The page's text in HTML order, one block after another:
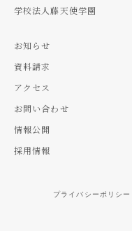
学校法人藤天使学園
お知らせ
資料請求
アクセス
お問い合わせ
情報公開
採用情報
プライバシーポリシー